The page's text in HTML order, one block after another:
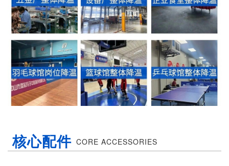
核心配件 CORE ACCESSORIES